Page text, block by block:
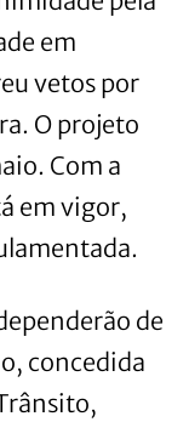
em
vetos por
O projeto
Com a
em vigor,
de
concedida